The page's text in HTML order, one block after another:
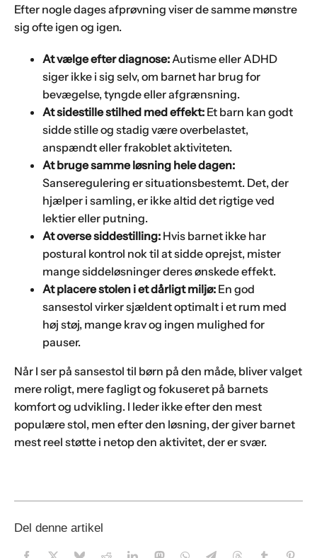
Efter nogle dages afprøvning viser de samme mønstre
sig ofte igen og igen.
At vælge efter diagnose:Autisme eller ADHD
siger ikke i sig selv, om barnet har brug for
bevægelse, tyngde eller afgrænsning.
At sidestille stilhed med effekt:Et barn kan godt
sidde stille og stadig være overbelastet,
anspændt eller frakoblet aktiviteten.
At bruge samme løsning hele dagen:
Sanseregulering er situationsbestemt. Det, der
hjælper i samling, er ikke altid det rigtige ved
lektier eller putning.
At overse siddestilling:Hvis barnet ikke har
postural kontrol nok til at sidde oprejst, mister
mange siddeløsninger deres ønskede effekt.
At placere stolen i et dårligt miljø:En god
sansestol virker sjældent optimalt i et rum med
høj støj, mange krav og ingen mulighed for
pauser.
Når I ser på sansestol til børn på den måde, bliver valget
mere roligt, mere fagligt og fokuseret på barnets
komfort og udvikling. I leder ikke efter den mest
populære stol, men efter den løsning, der giver barnet
mest reel støtte i netop den aktivitet, der er svær.
Del denne artikel